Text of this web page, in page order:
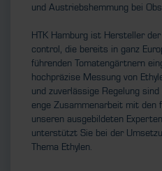
und Austriebshemmung bei
HTK Hamburg ist Hersteller
control, die bereits in ganz
führenden Tomatengärtnern
hochpräzise Messung von
und zuverlässige Regelung
enge Zusammenarbeit mit den
unseren ausgebildeten
unterstützt Sie bei der
Thema Ethylen.